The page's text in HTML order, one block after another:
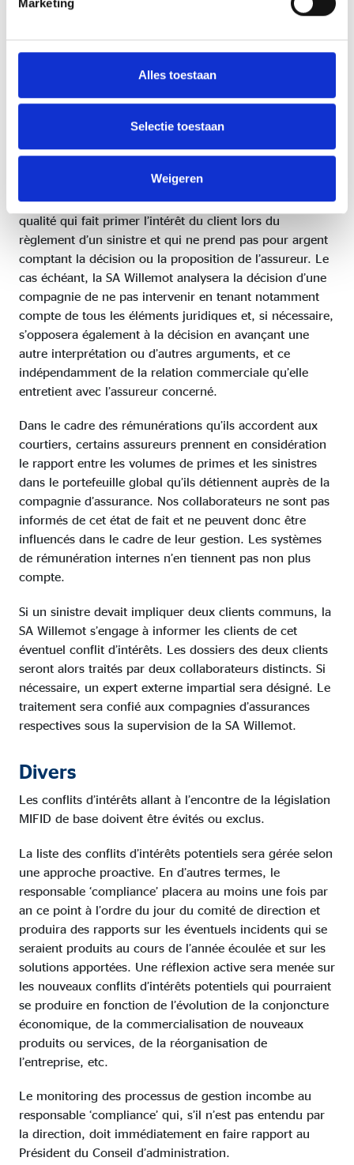
Alles toestaan
Selectie toestaan
Weigeren
Spécifique à la gestion des
sinistres :
cadre d’une entité distincte, dotée de ses propres
juristes et gestionnaires spécialisés, indépendante des
défense des intérêts du client en cas de sinistre. Nous
nous efforçons de garantir une gestion de grande
qualité qui fait primer l’intérêt du client lors du
règlement d’un sinistre et qui ne prend pas pour argent
comptant la décision ou la proposition de l’assureur. Le
cas échéant, la SA Willemot analysera la décision d’une
compagnie de ne pas intervenir en tenant notamment
compte de tous les éléments juridiques et, si nécessaire,
s’opposera également à la décision en avançant une
autre interprétation ou d’autres arguments, et ce
indépendamment de la relation commerciale qu’elle
entretient avec l’assureur concerné.
Dans le cadre des rémunérations qu’ils accordent aux
courtiers, certains assureurs prennent en considération
le rapport entre les volumes de primes et les sinistres
dans le portefeuille global qu’ils détiennent auprès de la
compagnie d’assurance. Nos collaborateurs ne sont pas
informés de cet état de fait et ne peuvent donc être
influencés dans le cadre de leur gestion. Les systèmes
de rémunération internes n’en tiennent pas non plus
compte.
Si un sinistre devait impliquer deux clients communs, la
SA Willemot s’engage à informer les clients de cet
éventuel conflit d’intérêts. Les dossiers des deux clients
seront alors traités par deux collaborateurs distincts. Si
nécessaire, un expert externe impartial sera désigné. Le
traitement sera confié aux compagnies d’assurances
respectives sous la supervision de la SA Willemot.
Divers
Les conflits d’intérêts allant à l’encontre de la législation
MIFID de base doivent être évités ou exclus.
La liste des conflits d’intérêts potentiels sera gérée selon
une approche proactive. En d’autres termes, le
responsable ‘compliance’ placera au moins une fois par
an ce point à l’ordre du jour du comité de direction et
produira des rapports sur les éventuels incidents qui se
seraient produits au cours de l’année écoulée et sur les
solutions apportées. Une réflexion active sera menée sur
les nouveaux conflits d’intérêts potentiels qui pourraient
se produire en fonction de l’évolution de la conjoncture
économique, de la commercialisation de nouveaux
produits ou services, de la réorganisation de
l’entreprise, etc.
Le monitoring des processus de gestion incombe au
responsable ‘compliance’ qui, s’il n’est pas entendu par
la direction, doit immédiatement en faire rapport au
Président du Conseil d’administration.